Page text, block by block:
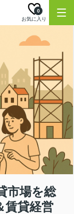
お気に入り
0
市場を総
賃貸経営